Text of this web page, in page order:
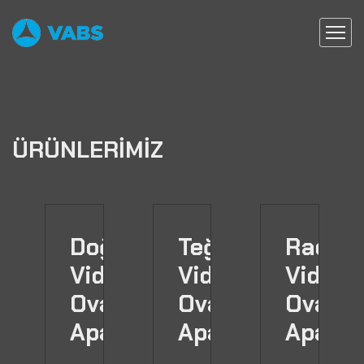
ÜRÜNLERİMİZ
Doğrusal
Vida
Ovalama
Aparatları
Teğetsel
Vida
Ovalama
Aparatları
Radyal
Vida